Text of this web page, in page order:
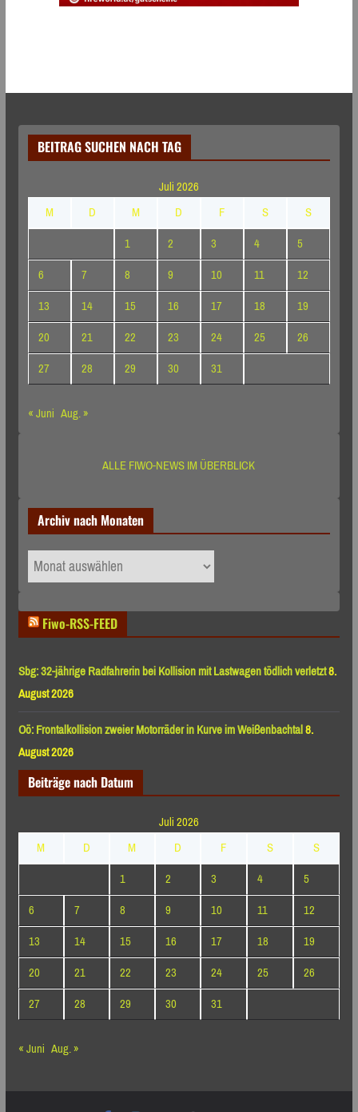
BEITRAG SUCHEN NACH TAG
Juli 2026
M
D M D F S
S
1
2 3 4
5
6
7 8 9 10 11
12
13
14 15 16 17 18
19
20
21 22 23 24 25
26
27
28 29 30
31
« Juni Aug. »
ALLE FIWO-NEWS IM ÜBERBLICK
Archiv nach Monaten
Archiv
nach
Fiwo-RSS-FEED
Sbg: 32-jährige Radfahrerin bei Kollision mit Lastwagen tödlich verletzt8.
August 2026
Oö: Frontalkollision zweier Motorräder in Kurve im Weißenbachtal8.
August 2026
Beiträge nach Datum
Juli 2026
M
D M D F S
S
1
2 3 4
5
6
7 8 9 10 11
12
13
14 15 16 17 18
19
20
21 22 23 24 25
26
27
28 29 30
31
« Juni Aug. »